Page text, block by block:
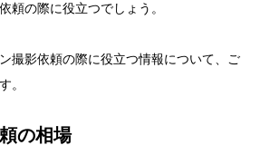
頼の際に役立つでしょう。
撮影依頼の際に役立つ情報について、ご
。
の相場